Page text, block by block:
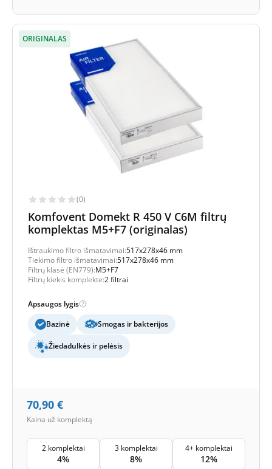
ORIGINALAS
(0)
Komfovent Domekt R 450 V C6M filtrų
komplektas M5+F7 (originalas)
Ištraukimo filtro išmatavimai:517x278x46 mm
Tiekimo filtro išmatavimai:517x278x46 mm
Filtrų klasė (EN779):M5+F7
Filtrų kiekis komplekte:2 filtrai
Apsaugos lygis
Bazinė
Smogas ir bakterijos
Žiedadulkės ir pelėsis
70,90 €
Kaina už komplektą
2 komplektai
4%
3 komplektai
8%
4+ komplektai
12%